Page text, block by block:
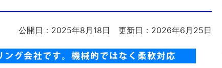
公開日：2025年8月18日 更新日：2026年6月25日